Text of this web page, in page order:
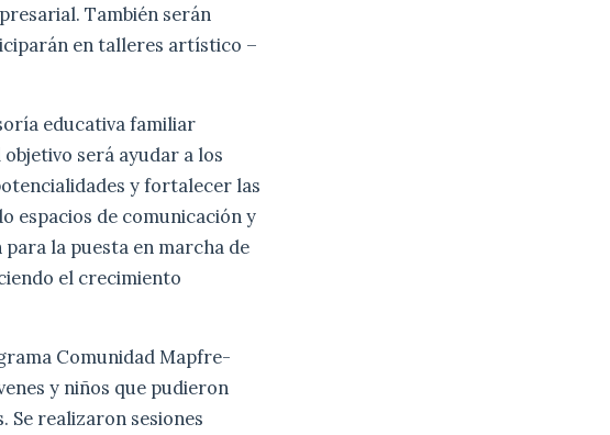
También serán
en talleres artístico –
educativa familiar
será ayudar a los
y fortalecer las
espacios de comunicación y
la puesta en marcha de
el crecimiento
Comunidad Mapfre-
y niños que pudieron
realizaron sesiones